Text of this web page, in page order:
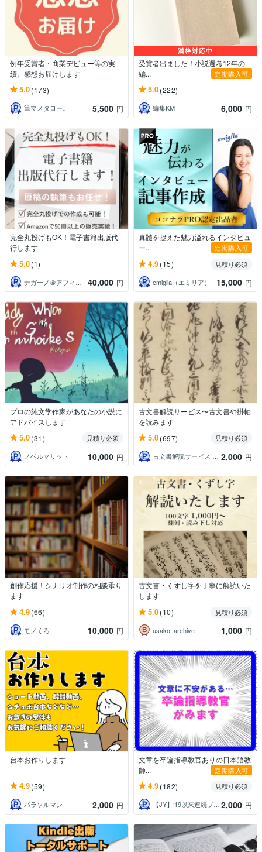
例年受賞者・商業デビュー等の実
績。感想お届けします
5.0(173)
筆マメタロー。 5,500 円
満枠対応中
受賞者出ました！小説選考12年の
編...
定期購入可
5.0(222)
編集KM 6,000 円
完全丸投げもOK！電子書籍出版代
行します
5.0(1)
ナガーノ＠アフィリエイト歴19年目 40,000 円
真髄を捉えた魅力溢れるインタビュ
ー...
定期購入可
4.9(15)
見積り必須
emiglia（エミリア）
15,000 円
プロの純文学作家があなたの小説に
アドバイスします
5.0(31)
見積り必須
ノベルマリット
10,000 円
古文書解読サービス〜古文書や掛軸
を読みます
5.0(697)
見積り必須
古文書解読サービス 羊雲庵 2,000 円
創作応援！シナリオ制作の相談承り
ます
4.9(66)
モノくろ 10,000 円
古文書・くずし字を丁寧に解読いた
します
5.0(10)
見積り必須
usako_archive
1,000 円
台本お作りします
4.9(59)
パラソルマン 2,000 円
文章を卒論指導教官ありの日本語教
師...
定期購入可
4.9(182)
見積り必須
【JY】‘19以来連続プラチナランク⭐︎2,000 円